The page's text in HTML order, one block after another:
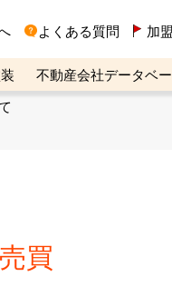
よくある質問 加
不動産会社データベ
買